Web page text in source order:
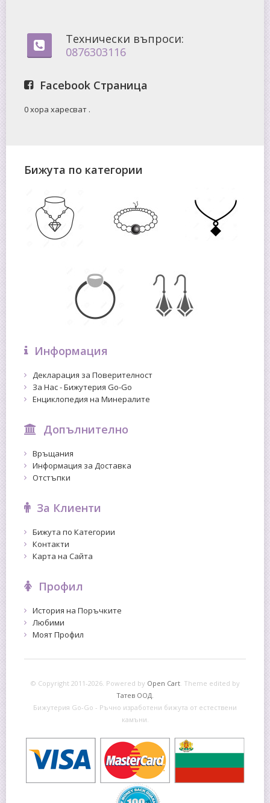
Технически въпроси:
0876303116
Facebook Страница
0 хора харесват .
Бижута по категории
Информация
Декларация за Поверителност
За Нас - Бижутерия Go-Go
Енциклопедия на Минералите
Допълнително
Връщания
Информация за Доставка
Отстъпки
За Клиенти
Бижута по Категории
Контакти
Карта на Сайта
Профил
История на Поръчките
Любими
Моят Профил
© Copyright 2011-2026. Powered by Open Cart. Theme edited by
Татев ООД.
Бижутерия Go-Go - Ръчно изработени бижута от естествени
камъни.